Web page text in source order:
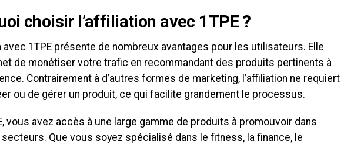
choisir l’affiliation avec 1TPE ?
avec 1TPE présente de nombreux avantages pour les utilisateurs. Elle
de monétiser votre trafic en recommandant des produits pertinents à
Contrairement à d’autres formes de marketing, l’affiliation ne requiert
ou de gérer un produit, ce qui facilite grandement le processus.
vous avez accès à une large gamme de produits à promouvoir dans
Que vous soyez spécialisé dans le fitness, la finance, le